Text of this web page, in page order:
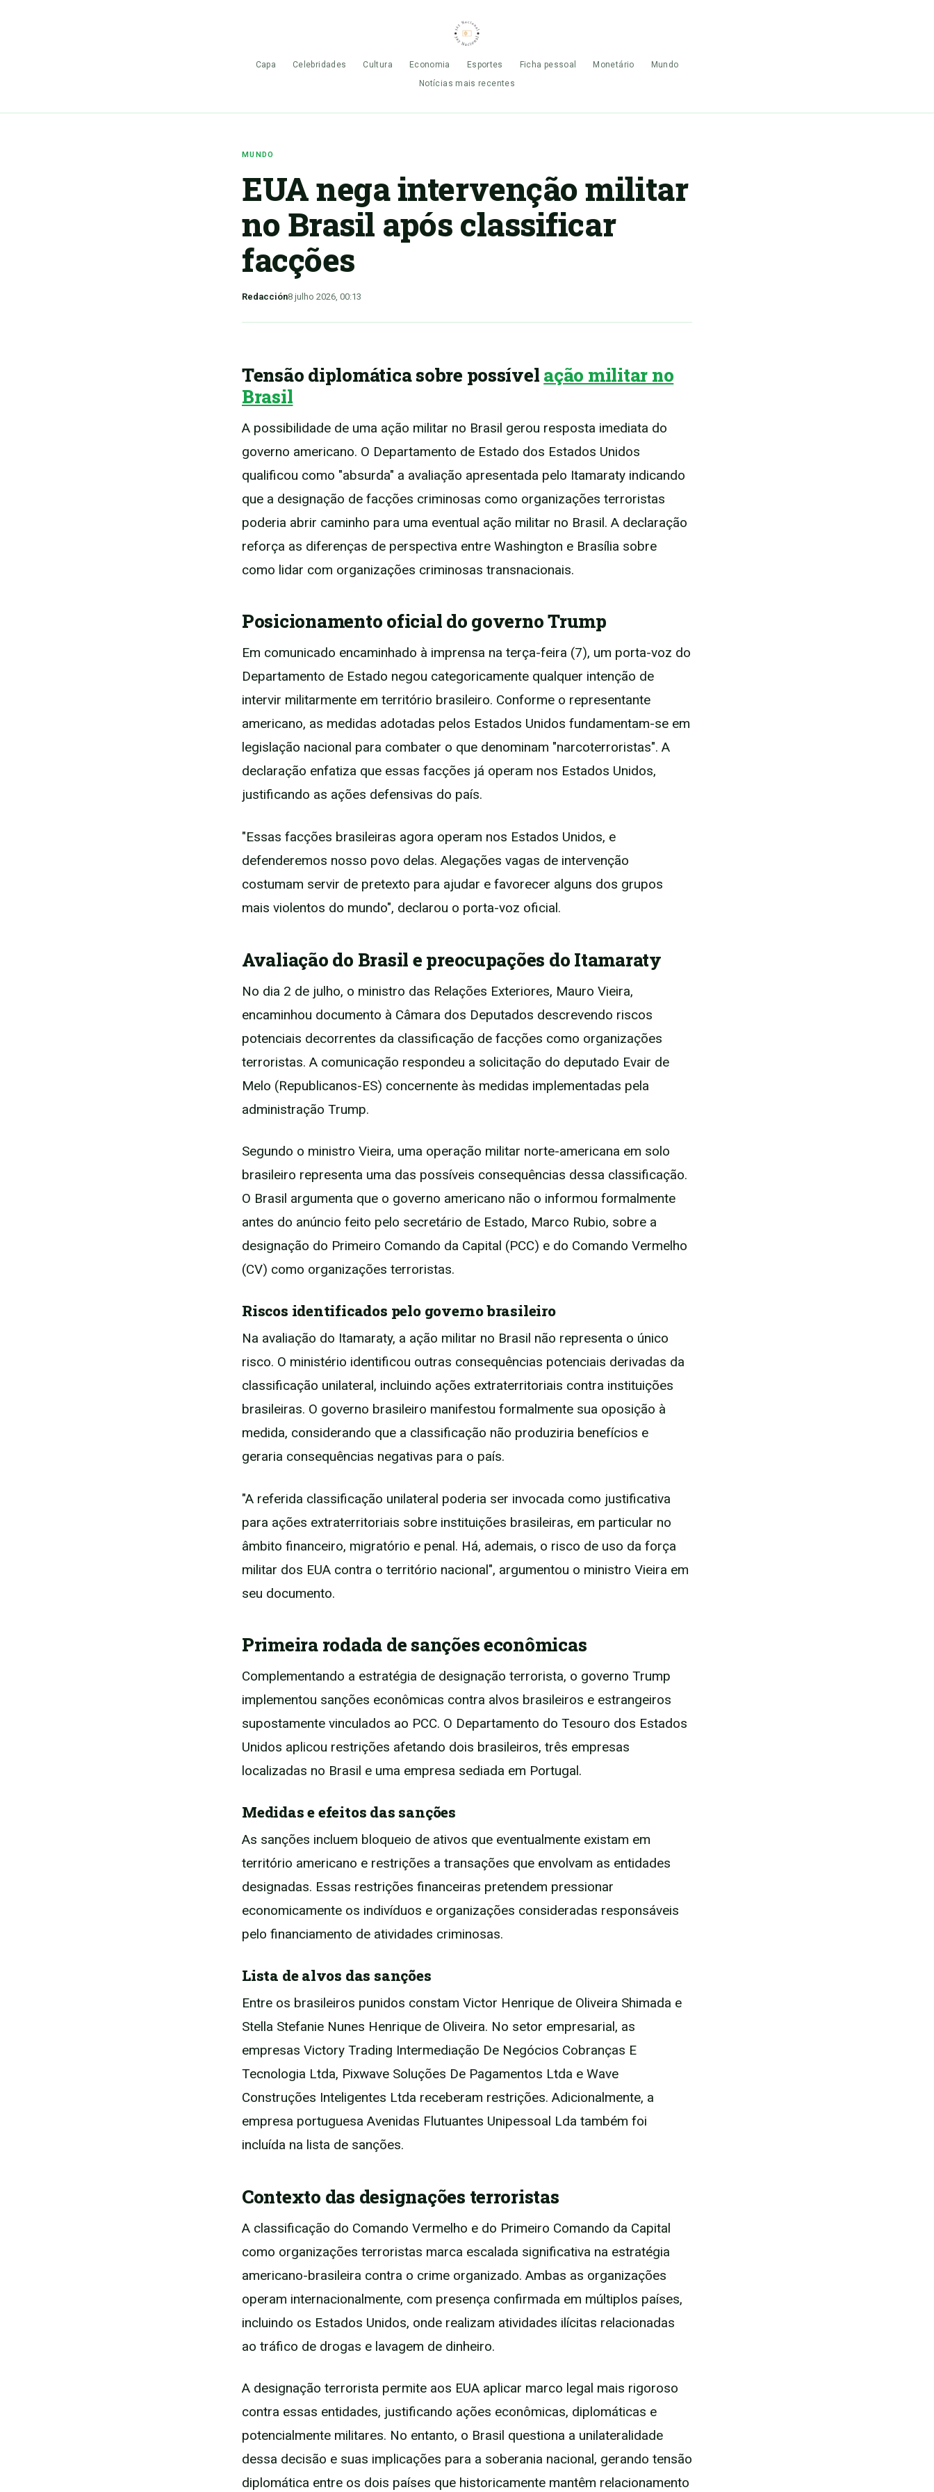
Capa Celebridades Cultura Economia Esportes Ficha pessoal Monetário
Mundo
Notícias mais recentes
MUNDO
EUA nega intervenção militar
no Brasil após classificar
facções
Redacción8 julho 2026, 00:13
Tensão diplomática sobre possível ação militar no
Brasil
A possibilidade de uma ação militar no Brasil gerou resposta imediata do
governo americano. O Departamento de Estado dos Estados Unidos
qualificou como "absurda" a avaliação apresentada pelo Itamaraty indicando
que a designação de facções criminosas como organizações terroristas
poderia abrir caminho para uma eventual ação militar no Brasil. A declaração
reforça as diferenças de perspectiva entre Washington e Brasília sobre
como lidar com organizações criminosas transnacionais.
Posicionamento oficial do governo Trump
Em comunicado encaminhado à imprensa na terça-feira (7), um porta-voz do
Departamento de Estado negou categoricamente qualquer intenção de
intervir militarmente em território brasileiro. Conforme o representante
americano, as medidas adotadas pelos Estados Unidos fundamentam-se em
legislação nacional para combater o que denominam "narcoterroristas". A
declaração enfatiza que essas facções já operam nos Estados Unidos,
justificando as ações defensivas do país.
"Essas facções brasileiras agora operam nos Estados Unidos, e
defenderemos nosso povo delas. Alegações vagas de intervenção
costumam servir de pretexto para ajudar e favorecer alguns dos grupos
mais violentos do mundo", declarou o porta-voz oficial.
Avaliação do Brasil e preocupações do Itamaraty
No dia 2 de julho, o ministro das Relações Exteriores, Mauro Vieira,
encaminhou documento à Câmara dos Deputados descrevendo riscos
potenciais decorrentes da classificação de facções como organizações
terroristas. A comunicação respondeu a solicitação do deputado Evair de
Melo (Republicanos-ES) concernente às medidas implementadas pela
administração Trump.
Segundo o ministro Vieira, uma operação militar norte-americana em solo
brasileiro representa uma das possíveis consequências dessa classificação.
O Brasil argumenta que o governo americano não o informou formalmente
antes do anúncio feito pelo secretário de Estado, Marco Rubio, sobre a
designação do Primeiro Comando da Capital (PCC) e do Comando Vermelho
(CV) como organizações terroristas.
Riscos identificados pelo governo brasileiro
Na avaliação do Itamaraty, a ação militar no Brasil não representa o único
risco. O ministério identificou outras consequências potenciais derivadas da
classificação unilateral, incluindo ações extraterritoriais contra instituições
brasileiras. O governo brasileiro manifestou formalmente sua oposição à
medida, considerando que a classificação não produziria benefícios e
geraria consequências negativas para o país.
"A referida classificação unilateral poderia ser invocada como justificativa
para ações extraterritoriais sobre instituições brasileiras, em particular no
âmbito financeiro, migratório e penal. Há, ademais, o risco de uso da força
militar dos EUA contra o território nacional", argumentou o ministro Vieira em
seu documento.
Primeira rodada de sanções econômicas
Complementando a estratégia de designação terrorista, o governo Trump
implementou sanções econômicas contra alvos brasileiros e estrangeiros
supostamente vinculados ao PCC. O Departamento do Tesouro dos Estados
Unidos aplicou restrições afetando dois brasileiros, três empresas
localizadas no Brasil e uma empresa sediada em Portugal.
Medidas e efeitos das sanções
As sanções incluem bloqueio de ativos que eventualmente existam em
território americano e restrições a transações que envolvam as entidades
designadas. Essas restrições financeiras pretendem pressionar
economicamente os indivíduos e organizações consideradas responsáveis
pelo financiamento de atividades criminosas.
Lista de alvos das sanções
Entre os brasileiros punidos constam Victor Henrique de Oliveira Shimada e
Stella Stefanie Nunes Henrique de Oliveira. No setor empresarial, as
empresas Victory Trading Intermediação De Negócios Cobranças E
Tecnologia Ltda, Pixwave Soluções De Pagamentos Ltda e Wave
Construções Inteligentes Ltda receberam restrições. Adicionalmente, a
empresa portuguesa Avenidas Flutuantes Unipessoal Lda também foi
incluída na lista de sanções.
Contexto das designações terroristas
A classificação do Comando Vermelho e do Primeiro Comando da Capital
como organizações terroristas marca escalada significativa na estratégia
americano-brasileira contra o crime organizado. Ambas as organizações
operam internacionalmente, com presença confirmada em múltiplos países,
incluindo os Estados Unidos, onde realizam atividades ilícitas relacionadas
ao tráfico de drogas e lavagem de dinheiro.
A designação terrorista permite aos EUA aplicar marco legal mais rigoroso
contra essas entidades, justificando ações econômicas, diplomáticas e
potencialmente militares. No entanto, o Brasil questiona a unilateralidade
dessa decisão e suas implicações para a soberania nacional, gerando tensão
diplomática entre os dois países que historicamente mantêm relacionamento